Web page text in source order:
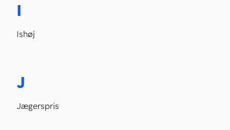
I
Ishøj
J
Jægerspris